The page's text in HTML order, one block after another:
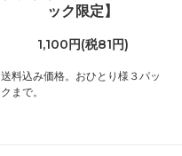
ック限定】
1,100円(税81円)
送料込み価格。おひとり様３パッ
クまで。